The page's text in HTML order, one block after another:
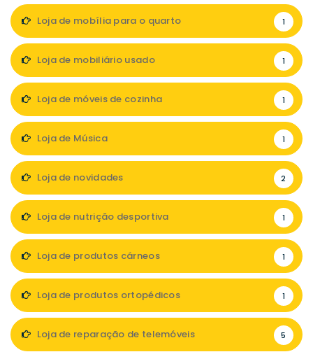
Loja de mobília para o quarto 1
Loja de mobiliário usado 1
Loja de móveis de cozinha 1
Loja de Música 1
Loja de novidades 2
Loja de nutrição desportiva 1
Loja de produtos cárneos 1
Loja de produtos ortopédicos 1
Loja de reparação de telemóveis 5